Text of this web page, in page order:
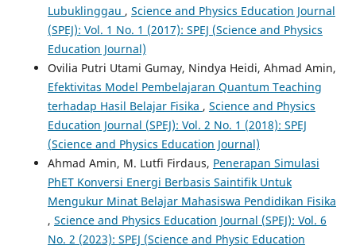
Lubuklinggau , Science and Physics Education Journal
(SPEJ): Vol. 1 No. 1 (2017): SPEJ (Science and Physics
Education Journal)
Ovilia Putri Utami Gumay, Nindya Heidi, Ahmad Amin,
Efektivitas Model Pembelajaran Quantum Teaching
terhadap Hasil Belajar Fisika , Science and Physics
Education Journal (SPEJ): Vol. 2 No. 1 (2018): SPEJ
(Science and Physics Education Journal)
Ahmad Amin, M. Lutfi Firdaus, Penerapan Simulasi
PhET Konversi Energi Berbasis Saintifik Untuk
Mengukur Minat Belajar Mahasiswa Pendidikan Fisika
, Science and Physics Education Journal (SPEJ): Vol. 6
No. 2 (2023): SPEJ (Science and Physic Education